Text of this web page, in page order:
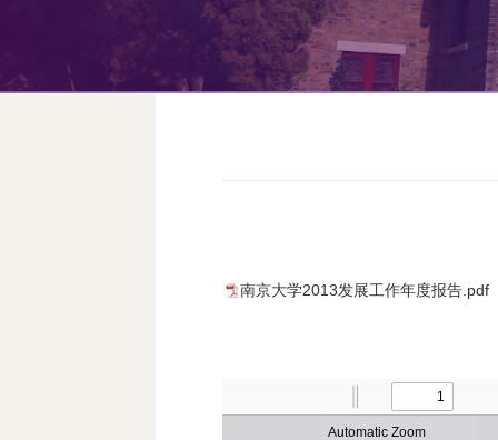
南京大学2013发展工作年度报告.pdf